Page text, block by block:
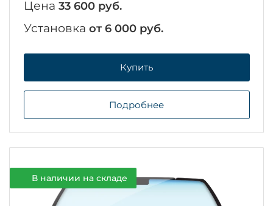
Цена 33 600 руб.
Установка от 6 000 руб.
Купить
Подробнее
В наличии на складе